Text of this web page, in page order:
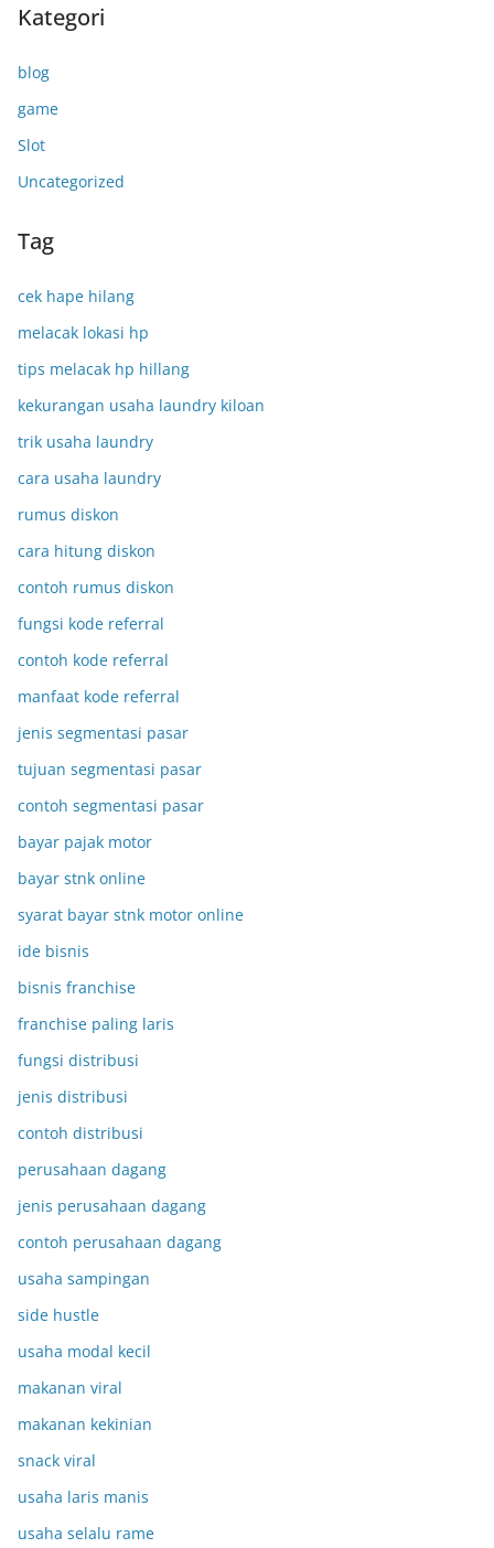
Kategori
blog
game
Slot
Uncategorized
Tag
cek hape hilang
melacak lokasi hp
tips melacak hp hillang
kekurangan usaha laundry kiloan
trik usaha laundry
cara usaha laundry
rumus diskon
cara hitung diskon
contoh rumus diskon
fungsi kode referral
contoh kode referral
manfaat kode referral
jenis segmentasi pasar
tujuan segmentasi pasar
contoh segmentasi pasar
bayar pajak motor
bayar stnk online
syarat bayar stnk motor online
ide bisnis
bisnis franchise
franchise paling laris
fungsi distribusi
jenis distribusi
contoh distribusi
perusahaan dagang
jenis perusahaan dagang
contoh perusahaan dagang
usaha sampingan
side hustle
usaha modal kecil
makanan viral
makanan kekinian
snack viral
usaha laris manis
usaha selalu rame